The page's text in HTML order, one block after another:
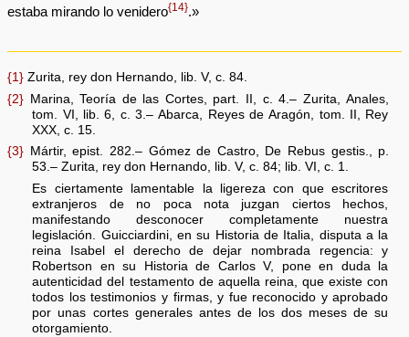
estaba mirando lo venidero{14}.»
{1} Zurita, rey don Hernando, lib. V, c. 84.
{2} Marina, Teoría de las Cortes, part. II, c. 4.– Zurita, Anales,
tom. VI, lib. 6, c. 3.– Abarca, Reyes de Aragón, tom. II, Rey
XXX, c. 15.
{3} Mártir, epist. 282.– Gómez de Castro, De Rebus gestis., p.
53.– Zurita, rey don Hernando, lib. V, c. 84; lib. VI, c. 1.
Es ciertamente lamentable la ligereza con que escritores
extranjeros de no poca nota juzgan ciertos hechos,
manifestando desconocer completamente nuestra
legislación. Guicciardini, en su Historia de Italia, disputa a la
reina Isabel el derecho de dejar nombrada regencia: y
Robertson en su Historia de Carlos V, pone en duda la
autenticidad del testamento de aquella reina, que existe con
todos los testimonios y firmas, y fue reconocido y aprobado
por unas cortes generales antes de los dos meses de su
otorgamiento.